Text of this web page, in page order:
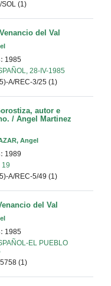
(1)
del Val
1985
28-IV-1985
A/REC-3/25 (1)
autor e
/ Angel Martinez
Angel
1989
19
A/REC-5/49 (1)
del Val
1985
EL PUEBLO
(1)